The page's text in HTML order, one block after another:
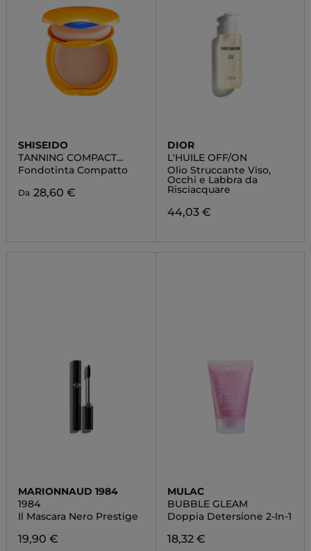
SHISEIDO
TANNING COMPACT
SPF10
Fondotinta Compatto
Da 28,60 €
DIOR
L'HUILE OFF/ON
Olio Struccante Viso,
Occhi e Labbra da
Risciacquare
44,03 €
MARIONNAUD 1984
1984
Il Mascara Nero Prestige
19,90 €
MULAC
BUBBLE GLEAM
Doppia Detersione 2-In-1
18,32 €